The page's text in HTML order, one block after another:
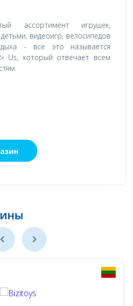
ассортимент игрушек,
видеоигр, велосипедов
- все это называется
Us, который отвечает всем